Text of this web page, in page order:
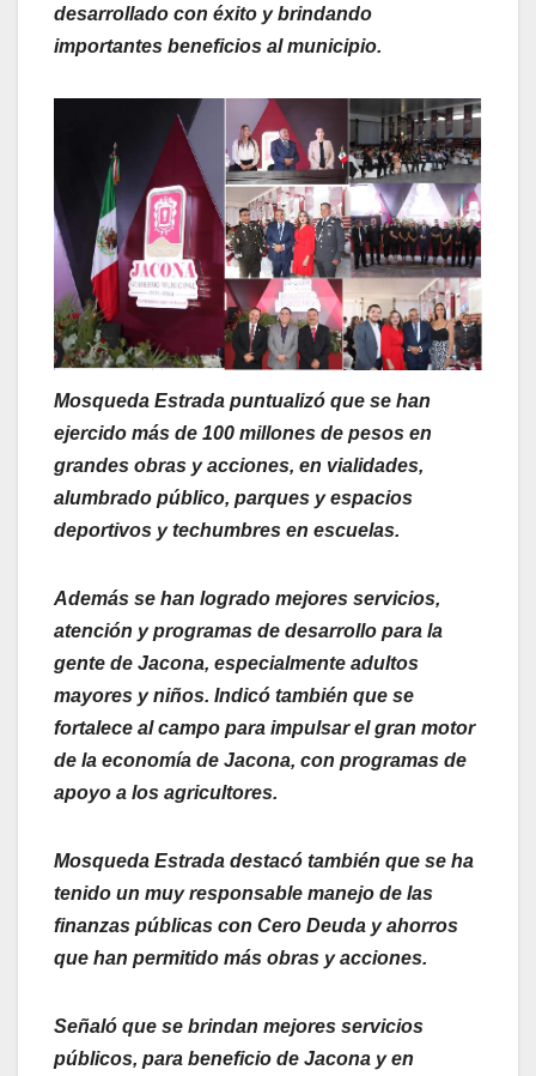
desarrollado con éxito y brindando
importantes beneficios al municipio.
Mosqueda Estrada puntualizó que se han
ejercido más de 100 millones de pesos en
grandes obras y acciones, en vialidades,
alumbrado público, parques y espacios
deportivos y techumbres en escuelas.
Además se han logrado mejores servicios,
atención y programas de desarrollo para la
gente de Jacona, especialmente adultos
mayores y niños. Indicó también que se
fortalece al campo para impulsar el gran motor
de la economía de Jacona, con programas de
apoyo a los agricultores.
Mosqueda Estrada destacó también que se ha
tenido un muy responsable manejo de las
finanzas públicas con Cero Deuda y ahorros
que han permitido más obras y acciones.
Señaló que se brindan mejores servicios
públicos, para beneficio de Jacona y en